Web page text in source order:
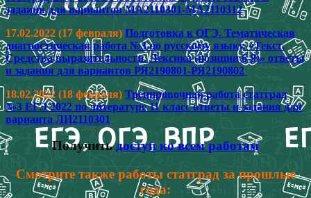
задания для вариантов МА2110301-МА2110312
17.02.2022 (17 февраля) Подготовка к ОГЭ. Тематическая
диагностическая работа №3 по русскому языку. «Текст.
Средства выразительности. Лексика (позиции 6-9)» ответы
и задания для вариантов РЯ2190801-РЯ2190802
18.02.2022 (18 февраля) Тренировочная работа статград
№3 ЕГЭ 2022 по литературе 11 класс ответы и задания для
варианта ЛИ2110301
Получитьдоступ ко всем работам
Смотрите также работы статград за прошлые
года: